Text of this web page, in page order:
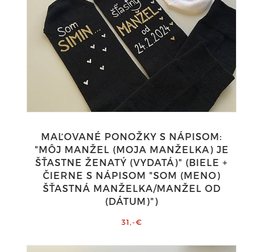
MAĽOVANÉ PONOŽKY S NÁPISOM:
"MÔJ MANŽEL (MOJA MANŽELKA) JE
ŠŤASTNE ŽENATÝ (VYDATÁ)" (BIELE +
ČIERNE S NÁPISOM "SOM (MENO)
ŠŤASTNÁ MANŽELKA/MANŽEL OD
(DÁTUM)")
31,-€